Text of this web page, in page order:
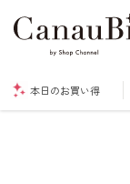
本日のお買い得